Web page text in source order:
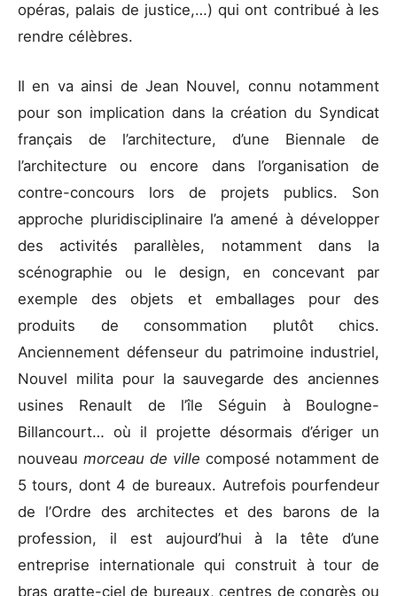
opéras, palais de justice,…) qui ont contribué à les
rendre célèbres.
Il en va ainsi de Jean Nouvel, connu notamment
pour son implication dans la création du Syndicat
français de l’architecture, d’une Biennale de
l’architecture ou encore dans l’organisation de
contre-concours lors de projets publics. Son
approche pluridisciplinaire l’a amené à développer
des activités parallèles, notamment dans la
scénographie ou le design, en concevant par
exemple des objets et emballages pour des
produits de consommation plutôt chics.
Anciennement défenseur du patrimoine industriel,
Nouvel milita pour la sauvegarde des anciennes
usines Renault de l’île Séguin à Boulogne-
Billancourt… où il projette désormais d’ériger un
nouveau morceau de ville composé notamment de
5 tours, dont 4 de bureaux. Autrefois pourfendeur
de l’Ordre des architectes et des barons de la
profession, il est aujourd’hui à la tête d’une
entreprise internationale qui construit à tour de
bras gratte-ciel de bureaux, centres de congrès ou